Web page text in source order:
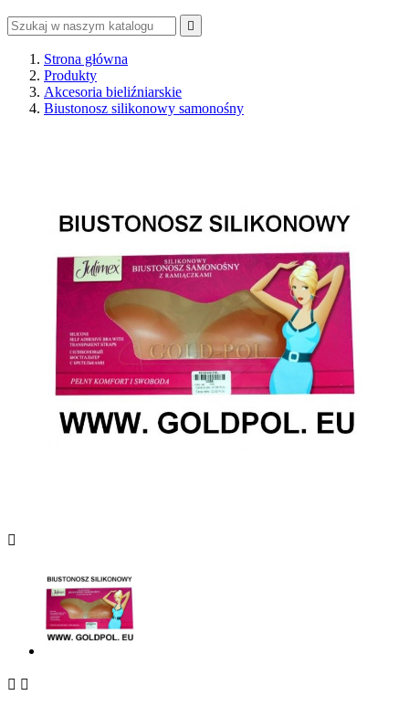

Strona główna
Produkty
Akcesoria bieliźniarskie
Biustonosz silikonowy samonośny

 